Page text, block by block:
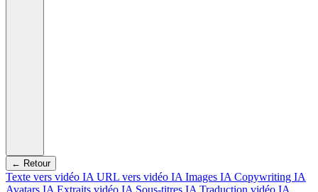
← Retour
Texte vers vidéo IA URL vers vidéo IA Images IA Copywriting IA
Avatars IA Extraits vidéo IA Sous-titres IA Traduction vidéo IA